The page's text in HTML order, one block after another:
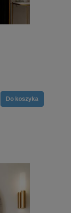
Do koszyka